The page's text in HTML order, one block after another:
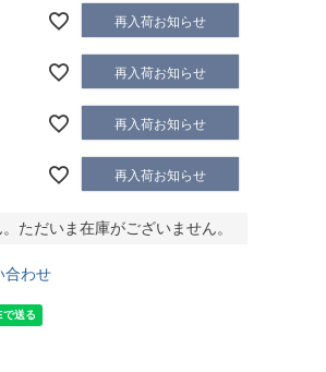
再入荷お知らせ
再入荷お知らせ
再入荷お知らせ
再入荷お知らせ
ただいま在庫がございません。
合わせ